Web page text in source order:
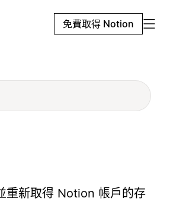
免費取得 Notion
重新取得 Notion 帳戶的存